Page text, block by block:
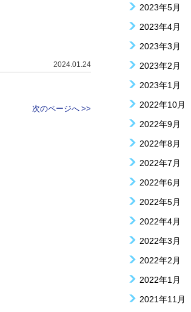
2024.01.24
次のページへ >>
2023年5月
2023年4月
2023年3月
2023年2月
2023年1月
2022年10月
2022年9月
2022年8月
2022年7月
2022年6月
2022年5月
2022年4月
2022年3月
2022年2月
2022年1月
2021年11月